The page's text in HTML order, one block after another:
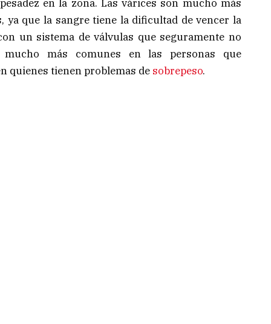
en la zona. Las várices son mucho más
que la sangre tiene la dificultad de vencer la
un sistema de válvulas que seguramente no
más comunes en las personas que
quienes tienen problemas de sobrepeso.